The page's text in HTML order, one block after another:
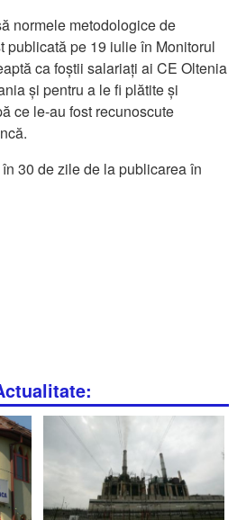
normele metodologice de
publicată pe 19 iulie în Monitorul
ca foștii salariați ai CE Oltenia
și pentru a le fi plătite și
ce le-au fost recunoscute
30 de zile de la publicarea în